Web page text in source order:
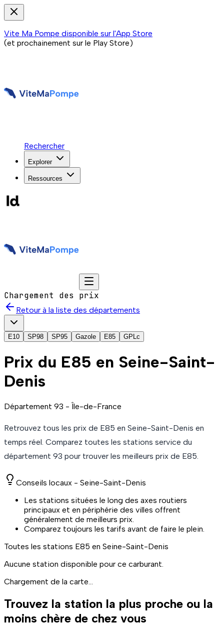
Vite Ma Pompe disponible sur l'App Store
(et prochainement sur le Play Store)
Rechercher
Explorer
Ressources
Chargement des prix
Retour à la liste des départements
E10 SP98 SP95 Gazole E85 GPLc
Prix du E85 en Seine-Saint-
Denis
Département 93 - Île-de-France
Retrouvez tous les prix de E85 en Seine-Saint-Denis en
temps réel. Comparez toutes les stations service du
département 93 pour trouver les meilleurs prix de E85.
Conseils locaux - Seine-Saint-Denis
Les stations situées le long des axes routiers
principaux et en périphérie des villes offrent
généralement de meilleurs prix.
Comparez toujours les tarifs avant de faire le plein.
Toutes les stations E85 en Seine-Saint-Denis
Aucune station disponible pour ce carburant.
Chargement de la carte...
Trouvez la station la plus proche ou la
moins chère de chez vous